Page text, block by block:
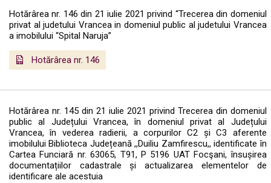
Hotărârea nr. 146 din 21 iulie 2021 privind “Trecerea din domeniul
privat al judetului Vrancea in domeniul public al judetului Vrancea
a imobilului “Spital Naruja”
Hotărârea nr. 146
Hotărârea nr. 145 din 21 iulie 2021 privind Trecerea din domeniul
public al Județului Vrancea, în domeniul privat al Județului
Vrancea, în vederea radierii, a corpurilor C2 și C3 aferente
imobilului Biblioteca Județeană ,,Duiliu Zamfirescu,, identificate în
Cartea Funciară nr. 63065, T91, P 5196 UAT Focşani, însușirea
documentațiilor cadastrale și actualizarea elementelor de
identificare ale acestuia